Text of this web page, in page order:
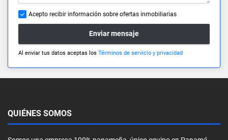
Acepto recibir información sobre ofertas inmobiliarias
Enviar mensaje
Al enviar tus datos aceptas los Términos de servicio y privacidad
QUIÉNES SOMOS